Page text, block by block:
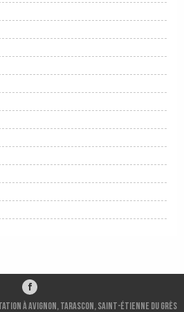
à Avignon, Tarascon, Saint-ÉTIENNE DU GRÈS